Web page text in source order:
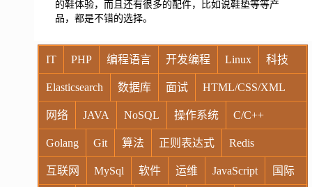
的鞋体验，而且还有很多的配件，比如说鞋垫等等产
品，都是不错的选择。
IT PHP 编程语言 开发编程 Linux 科技
Elasticsearch 数据库 面试 HTML/CSS/XML
网络 JAVA NoSQL 操作系统 C/C++
Golang Git 算法 正则表达式 Redis
互联网 MySql 软件 运维 JavaScript 国际